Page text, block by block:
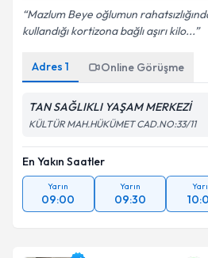
Mazlum Beye oğlumun
kullandığı kortizona bağlı aşırı kilo...
Adres 1 Online Görüşme
TAN SAĞLIKLI YAŞAM MERKEZİ
KÜLTÜR MAH.HÜKÜMET CAD.NO:33/11
En Yakın Saatler
Yarın
09:00
Yarın
09:30